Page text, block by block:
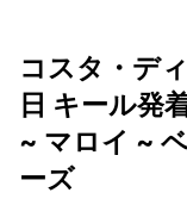
コスタ・デ
日 キール発
~ マロイ ~
ーズ